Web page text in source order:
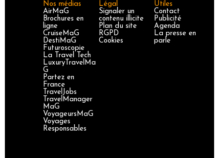
Nos médias
AirMaG
Brochures en
ligne
CruiseMaG
DestiMaG
Futuroscopie
La Travel Tech
LuxuryTravelMa
G
Partez en
France
TravelJobs
TravelManager
MaG
VoyageursMaG
Voyages
Responsables
Légal
Signaler un
contenu illicite
Plan du site
RGPD
Cookies
Utiles
Contact
Publicité
Agenda
La presse en
parle